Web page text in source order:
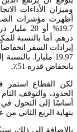
وميزان الأداءات
أظهرت مؤشرات
درهم. أما بالنسبة
بانخفاض قدره 51٪.
لكن القطاع استمر
الحدود، والتوقف
أساسًا إلى التحول في
بنهاية الربع الثاني من عام
بالإضافة إلى ذلك،